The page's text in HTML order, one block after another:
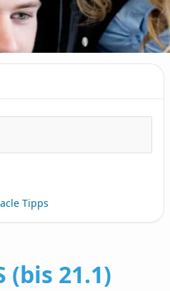
Tipps
(bis 21.1)